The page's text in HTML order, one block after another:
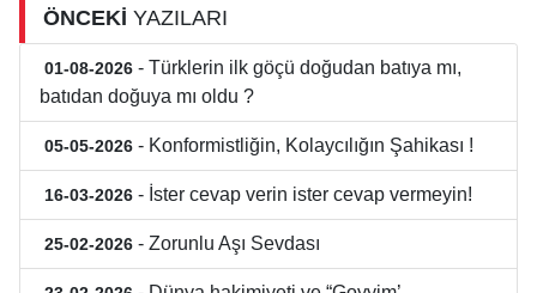
ÖNCEKİ YAZILARI
01-08-2026 - Türklerin ilk göçü doğudan batıya mı,
batıdan doğuya mı oldu ?
05-05-2026 - Konformistliğin, Kolaycılığın Şahikası !
16-03-2026 - İster cevap verin ister cevap vermeyin!
25-02-2026 - Zorunlu Aşı Sevdası